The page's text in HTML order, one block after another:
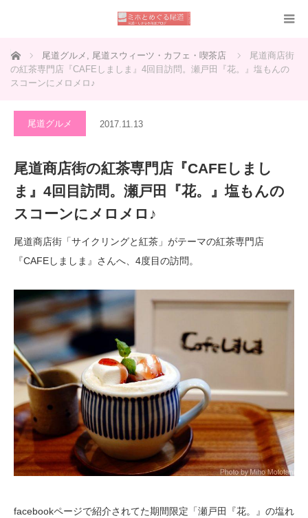
ホーム 尾道グルメ , 尾道スウィーツ・カフェ・喫茶店
尾道商店街
の紅茶専門店『CAFEしましま』4回目訪問。瀬戸田『花。』塩もんの
スコーンにメロメロ♪
尾道グルメ 2017.11.13
尾道商店街の紅茶専門店『CAFEしまし
ま』4回目訪問。瀬戸田『花。』塩もんの
スコーンにメロメロ♪
尾道商店街「サイクリングと紅茶」がテーマの紅茶専門店
『CAFEしましま』さんへ、4度目の訪問。
facebookページで紹介されてた期間限定「瀬戸田『花。』の塩れ